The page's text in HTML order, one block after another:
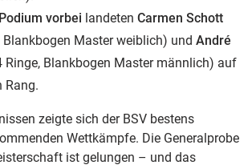
vorbei landeten Carmen Schott
Blankbogen Master weiblich) und André
Ringe, Blankbogen Master männlich) auf
Rang.
zeigte sich der BSV bestens
Wettkämpfe. Die Generalprobe
ist gelungen – und das